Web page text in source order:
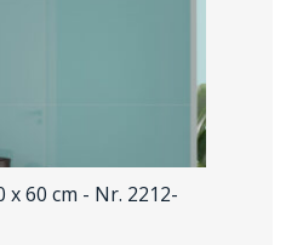
x 60 cm - Nr. 2212-